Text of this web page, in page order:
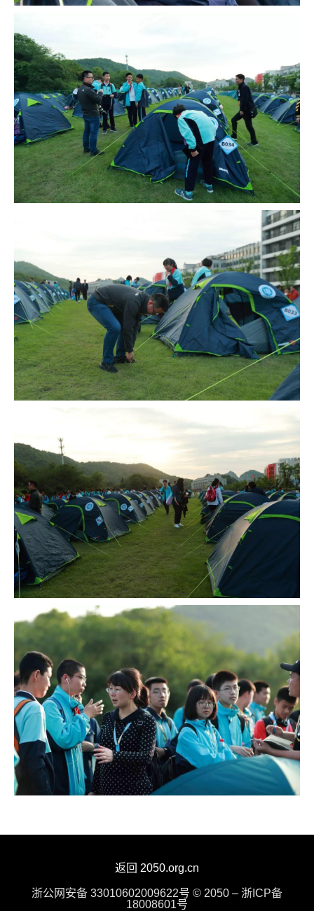
返回 2050.org.cn
浙公网安备 33010602009622号 © 2050 – 浙ICP备
18008601号